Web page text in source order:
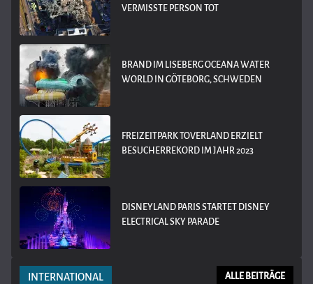
VERMISSTE PERSON TOT
BRAND IM LISEBERG OCEANA WATER
WORLD IN GÖTEBORG, SCHWEDEN
FREIZEITPARK TOVERLAND ERZIELT
BESUCHERREKORD IM JAHR 2023
DISNEYLAND PARIS STARTET DISNEY
ELECTRICAL SKY PARADE
INTERNATIONAL ALLE BEITRÄGE